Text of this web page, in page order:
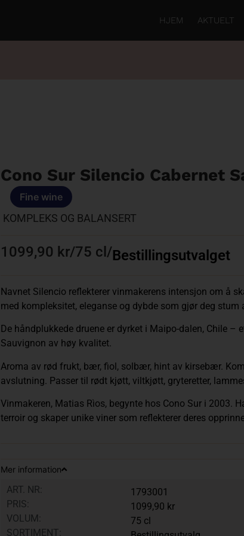
HJEM AKTUELT
Cono Sur Silencio Cabernet
Fine wine
KOMPLEKS OG BALANSERT
1099,90 kr/75 cl /Bestillingsutvalget
Navnet Silencio reflekterer vinmakerens intensjon om å
med kompleksitet, eleganse og dybde som gjør deg stum
De håndplukkede druene er dyrket i Maipo-dalen, Chile
Sauvignon av høy kvalitet.
Aroma av rød frukt, bær, fiol, solbær, hint av kirsebær.
avslutning. Passer til rødt kjøtt, viltkjøtt, gryteretter,
Vinmakeren, Matias Rìos, begynte hos Cono Sur i 2003.
terroir og skaper unike viner som reflekterer deres
Mer information
ART. NR:
1793001
PRIS:
1099,90 kr
VOLUM:
75 cl
SORTIMENT: